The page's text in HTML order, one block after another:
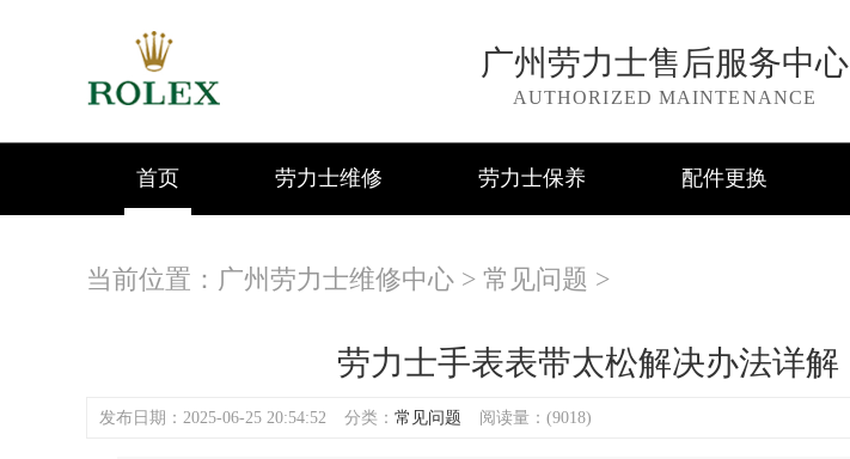
广州劳力士售后服务中心
AUTHORIZED MAINTENANCE
首页 劳力士维修 劳力士保养 配件更换
当前位置： 广州劳力士维修中心 > 常见问题 >
劳力士手表表带太松解决办法详解
发布日期：2025-06-25 20:54:52 分类： 常见问题 阅读量：(9018)